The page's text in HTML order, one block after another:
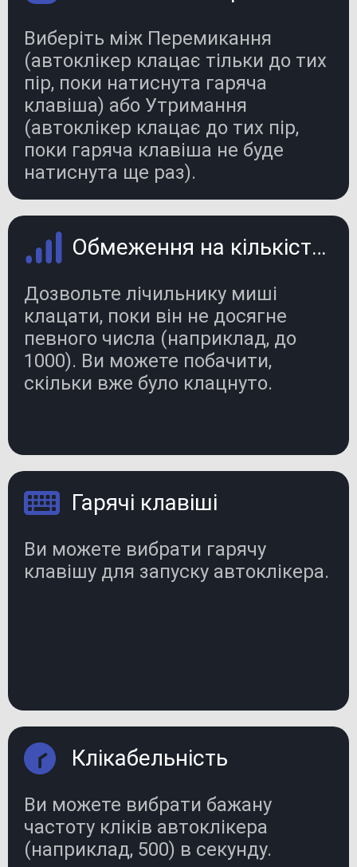
Виберіть між Перемикання
(автоклікер клацає тільки до тих
пір, поки натиснута гаряча
клавіша) або Утримання
(автоклікер клацає до тих пір,
поки гаряча клавіша не буде
натиснута ще раз).
Обмеження на кількість кліків
Дозвольте лічильнику миші
клацати, поки він не досягне
певного числа (наприклад, до
1000). Ви можете побачити,
скільки вже було клацнуто.
Гарячі клавіші
Ви можете вибрати гарячу
клавішу для запуску автоклікера.
Клікабельність
Ви можете вибрати бажану
частоту кліків автоклікера
(наприклад, 500) в секунду.